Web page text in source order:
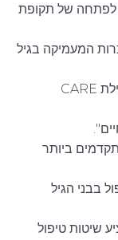
לפתחה של תקופת
המעמיקה בגיל
עצמאותם של דיירנו, פיתחנו עבורם את חבילת CARE
ביותר
בבני הגיל
שיטות טיפול